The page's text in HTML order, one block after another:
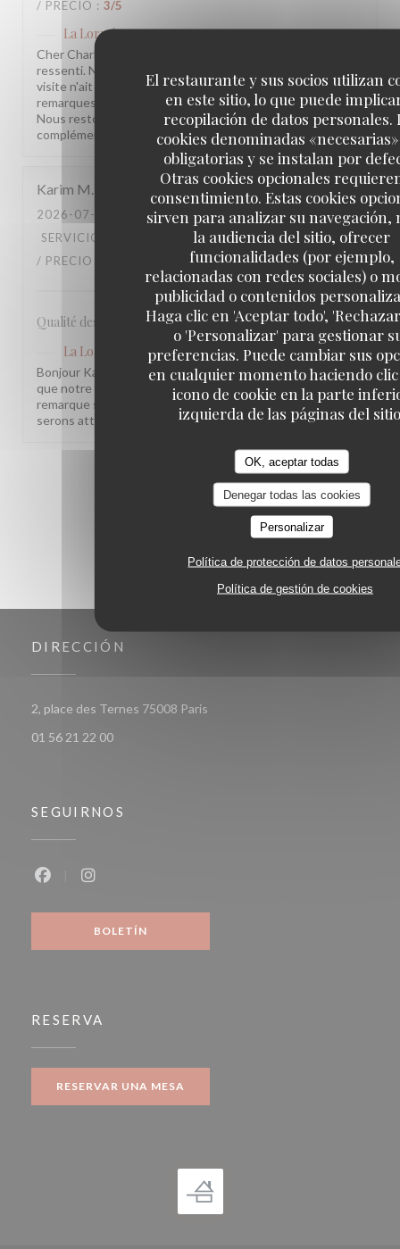
El restaurante y sus socios utilizan
en este sitio, lo que puede
recopilación de datos personales.
cookies denominadas
obligatorias y se instalan por
Otras cookies opcionales
consentimiento. Estas cookies
sirven para analizar su navegación,
la audiencia del sitio, ofrecer
funcionalidades (por ejemplo,
relacionadas con redes sociales) o
publicidad o contenidos
Haga clic en 'Aceptar todo',
o 'Personalizar' para gestionar
preferencias. Puede cambiar sus
en cualquier momento haciendo
icono de cookie en la parte
izquierda de las páginas del
OK, aceptar todas
Denegar todas las cookies
Personalizar
Política de protección de datos
Política de gestión de cookies
/ PRECIO : 3/5
La Lorraineha respondido a su opinión
Cher Charles, Merci d'avoir pris le temps de partager votre
ressenti. Nous sommes sincèrement désolés que votre
visite n'ait pas été à la hauteur de vos attentes. Vos
remarques sont précieuses et nous les prenons à cœur.
Nous restons à votre disposition pour tout échange
complémentaire. L'équipe de la Brasserie La Lorraine
Karim M
2026-07-17
- 20:30 - INVITADOS 2
SERVICIO
AMBIENTE: 4/5 MENÚ: 4 /5
CALIDAD
/ PRECIO
Qualité des plats, cadre et amabilité de l’équipe
La Lorraine
ha respondido a su opinión
Bonjour Karim, Merci pour ce retour ! Nous sommes ravis
que notre équipe et l'ambiance vous aient plu. Votre
remarque sur le rapport qualité-prix est notée, nous y
serons attentifs. À très bientôt !
3
DIRECCIÓN
2, place des Ternes 75008 Paris
01 56 21 22 00
SEGUIRNOS
BOLETÍN
RESERVA
RESERVAR UNA MESA